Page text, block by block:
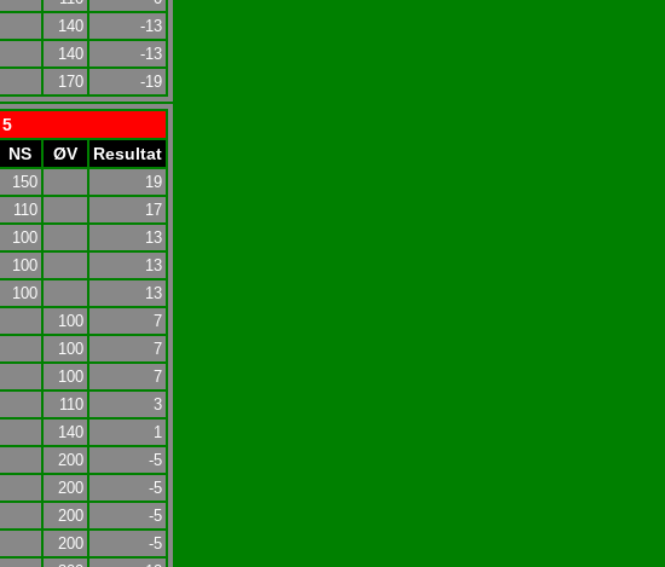
140
-13
140
-13
170
-19
NS ØV Resultat
150
19
110
17
100
13
100
13
100
13
100
7
100
7
100
7
110
3
140
1
200
-5
200
-5
200
-5
200
-5